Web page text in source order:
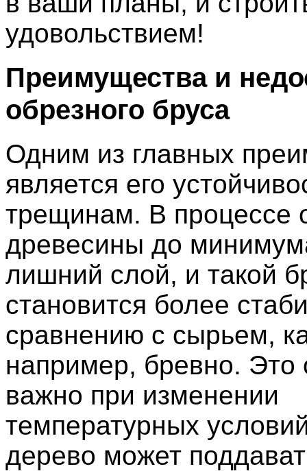
удовольствием!
Преимущества и
обрезного бруса
Одним из главных
является его
трещинам. В процессе
древесины до
лишний слой, и такой
становится более
сравнению с сырьем,
например, бревно. Это
важно при изменении
температурных
дерево может